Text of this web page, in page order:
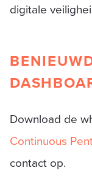
digitale
Download de
Continuous
contact op.